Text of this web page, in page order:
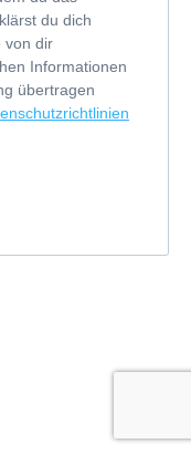
du dich
von dir
Informationen
übertragen